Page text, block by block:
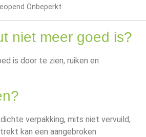
Onbeperkt
niet meer goed is?
is door te zien, ruiken en
verpakking, mits niet vervuild,
kan een aangebroken